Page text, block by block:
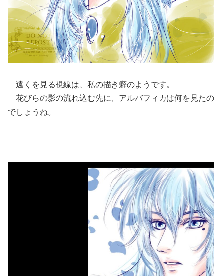
遠くを見る視線は、私の描き癖のようです。
花びらの影の流れ込む先に、アルバフィカは何を見たの
でしょうね。